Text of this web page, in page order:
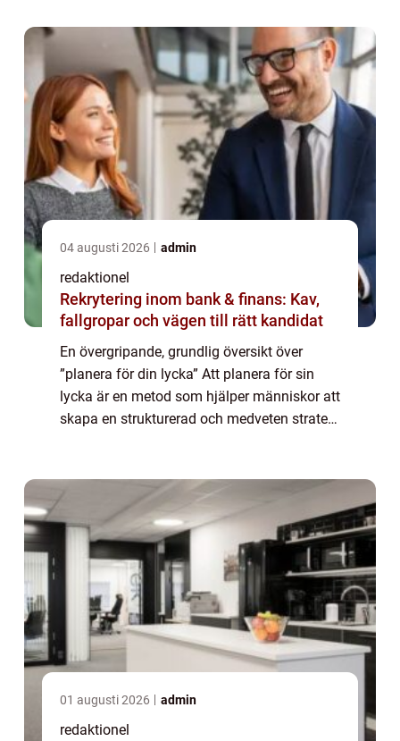
04 augusti 2026 admin
redaktionel
Rekrytering inom bank & finans: Kav,
fallgropar och vägen till rätt kandidat
En övergripande, grundlig översikt över
”planera för din lycka” Att planera för sin
lycka är en metod som hjälper människor att
skapa en strukturerad och medveten strategi
01 augusti 2026 admin
redaktionel